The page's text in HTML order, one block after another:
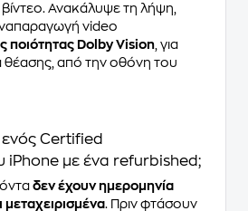
Ανακάλυψε τη λήψη,
video
ποιότητας Dolby Vision , για
θέασης, από την οθόνη του
Certified
iPhone με ένα refurbished;
δεν έχουν ημερομηνία
μεταχειρισμένα. Πριν φτάσουν